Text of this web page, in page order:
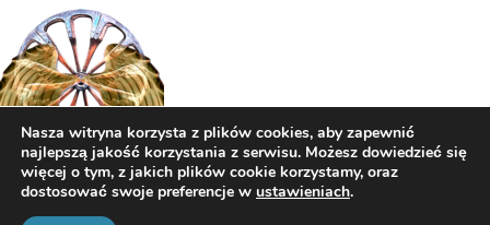
© 2026 Dariusz Cecuda
Nasza witryna korzysta z plików cookies, aby zapewnić
najlepszą jakość korzystania z serwisu. Możesz dowiedzieć się
więcej o tym, z jakich plików cookie korzystamy, oraz
dostosować swoje preferencje w ustawieniach.